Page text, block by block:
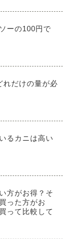
ーの100円で
れだけの量が必
るカニは高い
方がお得？そ
った方がお
って比較して